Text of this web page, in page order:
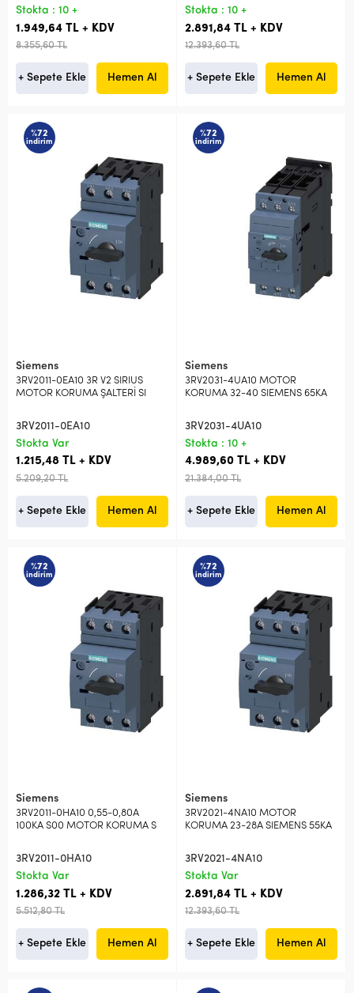
Stokta : 10 +
1.949,64 TL + KDV
8.355,60 TL
+ Sepete Ekle Hemen Al
Stokta : 10 +
2.891,84 TL + KDV
12.393,60 TL
+ Sepete Ekle Hemen Al
%72
indirim
Siemens
3RV2011-0EA10 3R V2 SIRIUS
MOTOR KORUMA ŞALTERİ SI
3RV2011-0EA10
Stokta Var
1.215,48 TL + KDV
5.209,20 TL
+ Sepete Ekle Hemen Al
%72
indirim
Siemens
3RV2031-4UA10 MOTOR
KORUMA 32-40 SIEMENS 65KA
3RV2031-4UA10
Stokta : 10 +
4.989,60 TL + KDV
21.384,00 TL
+ Sepete Ekle Hemen Al
%72
indirim
Siemens
3RV2011-0HA10 0,55-0,80A
100KA S00 MOTOR KORUMA S
3RV2011-0HA10
Stokta Var
1.286,32 TL + KDV
5.512,80 TL
+ Sepete Ekle Hemen Al
%72
indirim
Siemens
3RV2021-4NA10 MOTOR
KORUMA 23-28A SIEMENS 55KA
3RV2021-4NA10
Stokta Var
2.891,84 TL + KDV
12.393,60 TL
+ Sepete Ekle Hemen Al